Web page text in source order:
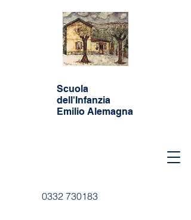
Scuola
dell'Infanzia
Emilio Alemagna
0332 730183